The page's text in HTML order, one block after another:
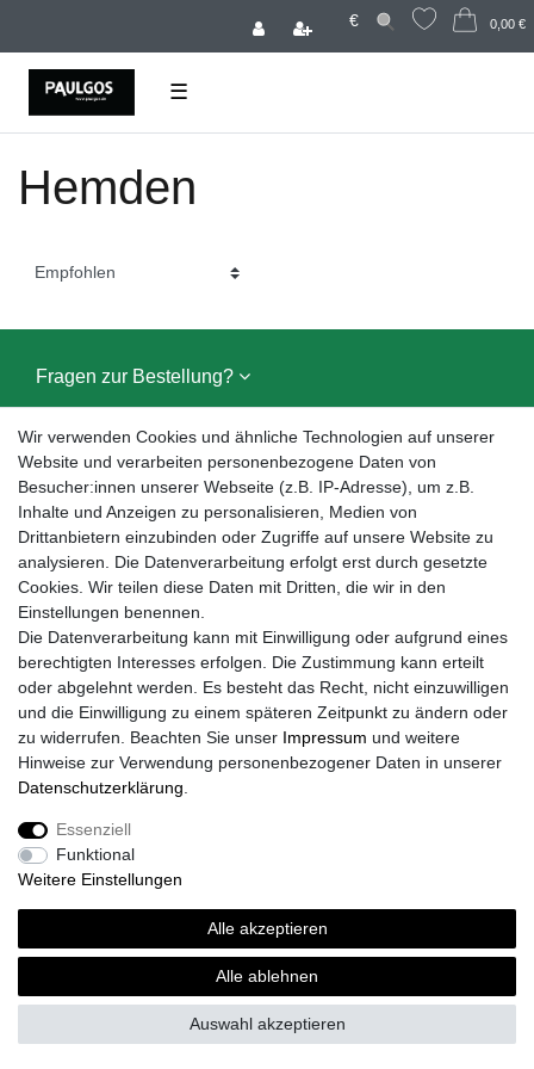
€ 0,00 €
☰
Hemden
Fragen zur Bestellung?
Versand
Vorteile
Impressum
Widerrufs­recht
Wir verwenden Cookies und ähnliche Technologien auf unserer
Website und verarbeiten personenbezogene Daten von
Besucher:innen unserer Webseite (z.B. IP-Adresse), um z.B.
Inhalte und Anzeigen zu personalisieren, Medien von
Drittanbietern einzubinden oder Zugriffe auf unsere Website zu
analysieren. Die Datenverarbeitung erfolgt erst durch gesetzte
Cookies. Wir teilen diese Daten mit Dritten, die wir in den
Einstellungen benennen.
Die Datenverarbeitung kann mit Einwilligung oder aufgrund eines
berechtigten Interesses erfolgen. Die Zustimmung kann erteilt
oder abgelehnt werden. Es besteht das Recht, nicht einzuwilligen
und die Einwilligung zu einem späteren Zeitpunkt zu ändern oder
zu widerrufen. Beachten Sie unser Impressum und weitere
Hinweise zur Verwendung personenbezogener Daten in unserer
Daten­schutz­erklärung
Essenziell
Funktional
Weitere Einstellungen
Alle akzeptieren
Alle ablehnen
Auswahl akzeptieren